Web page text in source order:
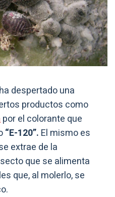
despertado una
productos como
por el colorante que
“E-120”. El mismo es
extrae de la
que se alimenta
que, al molerlo, se